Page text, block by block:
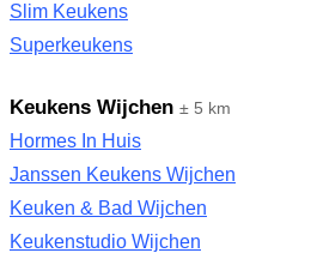
Slim Keukens
Superkeukens
Keukens Wijchen ± 5 km
Hormes In Huis
Janssen Keukens Wijchen
Keuken & Bad Wijchen
Keukenstudio Wijchen